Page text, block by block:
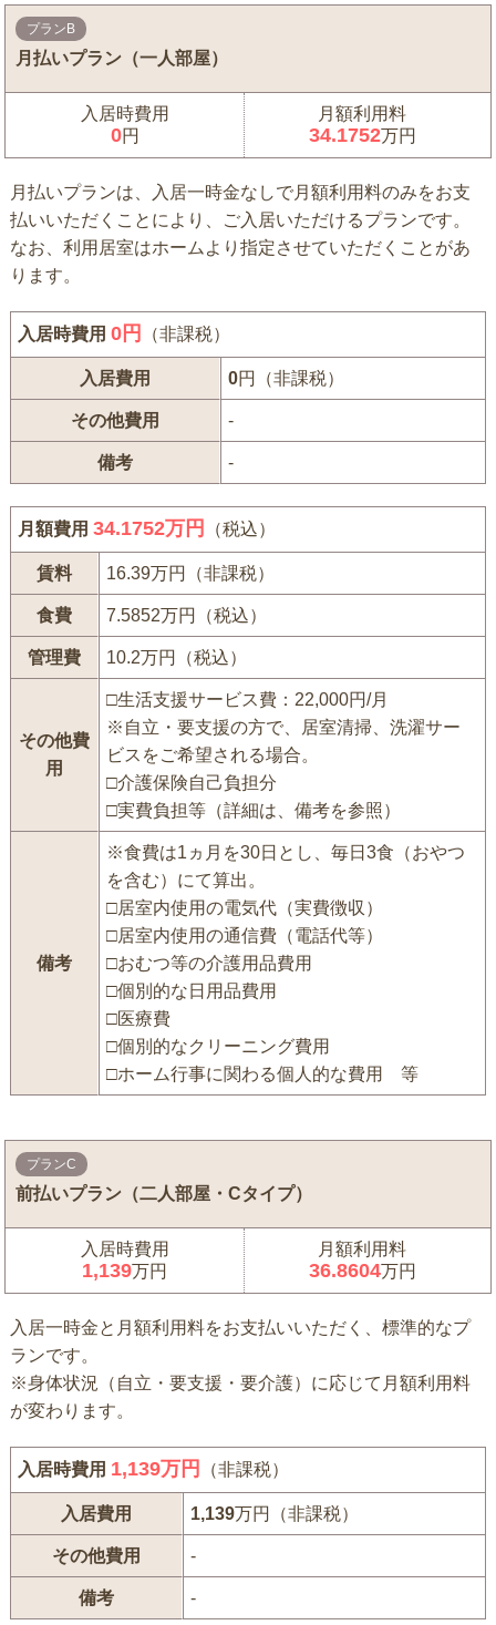
プランB
月払いプラン（一人部屋）
入居時費用
0円
月額利用料
34.1752万円
月払いプランは、入居一時金なしで月額利用料のみをお支
払いいただくことにより、ご入居いただけるプランです。
なお、利用居室はホームより指定させていただくことがあ
ります。
入居時費用0 円 （非課税）
入居費用 0円（非課税）
その他費用 -
備考 -
月額費用34.1752万円 （税込）
賃料 16.39万円（非課税）
食費 7.5852万円（税込）
管理費 10.2万円（税込）
その他費
用
□生活支援サービス費：22,000円/月
※自立・要支援の方で、居室清掃、洗濯サー
ビスをご希望される場合。
□介護保険自己負担分
□実費負担等（詳細は、備考を参照）
備考
※食費は1ヵ月を30日とし、毎日3食（おやつ
を含む）にて算出。
□居室内使用の電気代（実費徴収）
□居室内使用の通信費（電話代等）
□おむつ等の介護用品費用
□個別的な日用品費用
□医療費
□個別的なクリーニング費用
□ホーム行事に関わる個人的な費用 等
プランC
前払いプラン（二人部屋・Cタイプ）
入居時費用
1,139万円
月額利用料
36.8604万円
入居一時金と月額利用料をお支払いいただく、標準的なプ
ランです。
※身体状況（自立・要支援・要介護）に応じて月額利用料
が変わります。
入居時費用 1,139万円 （非課税）
入居費用 1,139万円（非課税）
その他費用 -
備考 -